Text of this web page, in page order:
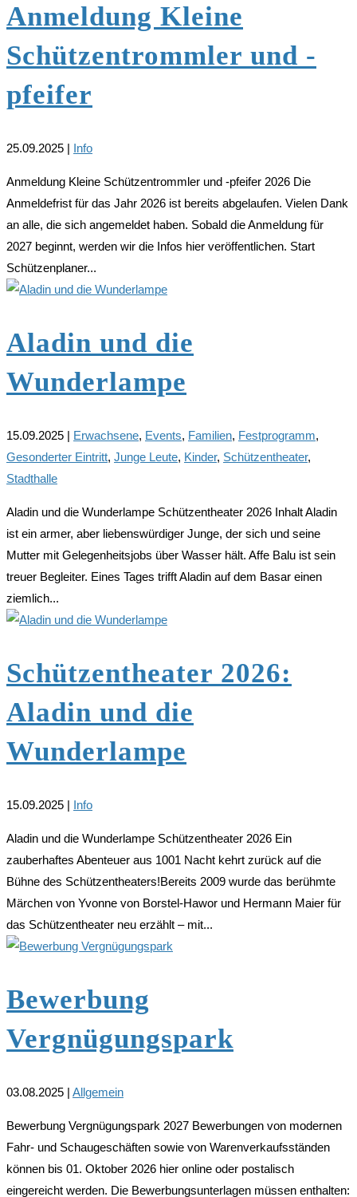
Anmeldung Kleine
Schützentrommler und -
pfeifer
25.09.2025 | Info
Anmeldung Kleine Schützentrommler und -pfeifer 2026 Die
Anmeldefrist für das Jahr 2026 ist bereits abgelaufen. Vielen Dank
an alle, die sich angemeldet haben. Sobald die Anmeldung für
2027 beginnt, werden wir die Infos hier veröffentlichen. Start
Schützenplaner...
Aladin und die
Wunderlampe
15.09.2025 | Erwachsene, Events, Familien, Festprogramm,
Gesonderter Eintritt, Junge Leute, Kinder, Schützentheater,
Stadthalle
Aladin und die Wunderlampe Schützentheater 2026 Inhalt Aladin
ist ein armer, aber liebenswürdiger Junge, der sich und seine
Mutter mit Gelegenheitsjobs über Wasser hält. Affe Balu ist sein
treuer Begleiter. Eines Tages trifft Aladin auf dem Basar einen
ziemlich...
Schützentheater 2026:
Aladin und die
Wunderlampe
15.09.2025 | Info
Aladin und die Wunderlampe Schützentheater 2026 Ein
zauberhaftes Abenteuer aus 1001 Nacht kehrt zurück auf die
Bühne des Schützentheaters!Bereits 2009 wurde das berühmte
Märchen von Yvonne von Borstel-Hawor und Hermann Maier für
das Schützentheater neu erzählt – mit...
Bewerbung
Vergnügungspark
03.08.2025 Allgemein
Bewerbung Vergnügungspark 2027 Bewerbungen von modernen
Fahr- und Schaugeschäften sowie von Warenverkaufsständen
können bis 01. Oktober 2026 hier online oder postalisch
eingereicht werden. Die Bewerbungsunterlagen müssen enthalten: